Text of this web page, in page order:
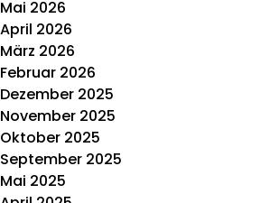
Mai 2026
April 2026
März 2026
Februar 2026
Dezember 2025
November 2025
Oktober 2025
September 2025
Mai 2025